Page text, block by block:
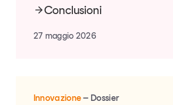
Conclusioni
27 maggio 2026
Innovazione Dossier